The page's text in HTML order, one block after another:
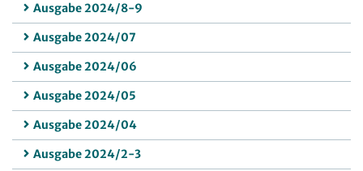
Ausgabe 2024/8-9
Ausgabe 2024/07
Ausgabe 2024/06
Ausgabe 2024/05
Ausgabe 2024/04
Ausgabe 2024/2-3